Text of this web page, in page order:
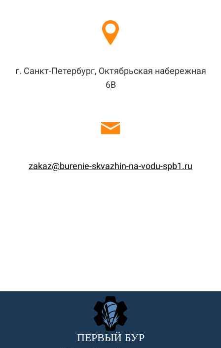
г. Санкт-Петербург, Октябрьская набережная
6В
zakaz@burenie-skvazhin-na-vodu-spb1.ru
ПЕРВЫЙ БУР